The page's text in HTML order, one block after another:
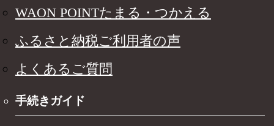
WAON POINTたまる・つかえる
ふるさと納税ご利用者の声
よくあるご質問
手続きガイド